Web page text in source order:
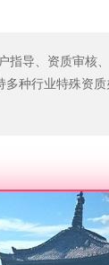
指导、资质审核
种行业特殊资质